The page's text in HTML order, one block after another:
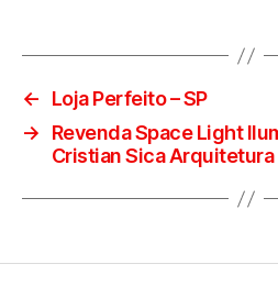
←
Loja Perfeito – SP
→
Revenda Space Light
Cristian Sica Arquitetura